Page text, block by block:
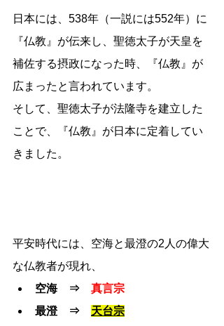
日本には、538年（一説には552年）に
『仏教』が伝来し、聖徳太子が天皇を
補佐する摂政になった時、『仏教』が
広まったと言われています。
そして、聖徳太子が法隆寺を建立した
ことで、『仏教』が日本に定着してい
きました。
平安時代には、空海と最澄の2人の偉大
な仏教者が現れ、
空海　⇒ 真言宗
最澄　⇒ 天台宗